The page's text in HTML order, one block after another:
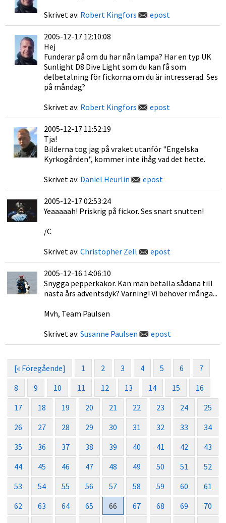
Skrivet av: Robert Kingfors epost
2005-12-17 12:10:08
Hej
Funderar på om du har nån lampa? Har en typ UK
Sunlight D8 Dive Light som du kan få som
delbetalning för fickorna om du är intresserad. Ses
på måndag?
Skrivet av: Robert Kingfors epost
2005-12-17 11:52:19
Tja!
Bilderna tog jag på vraket utanför "Engelska
Kyrkogården", kommer inte ihåg vad det hette.
Skrivet av: Daniel Heurlin epost
2005-12-17 02:53:24
Yeaaaaah! Priskrig på fickor. Ses snart snutten!
/C
Skrivet av: Christopher Zell epost
2005-12-16 14:06:10
Snygga pepperkakor. Kan man betälla sådana till
nästa års adventsdyk? Varning! Vi behöver många...
Mvh, Team Paulsen
Skrivet av: Susanne Paulsen epost
[« Föregående] 1 2 3 4 5 6
7
8
9 10 11 12 13 14 15
16
17
18 19 20 21 22 23 24
25
26
27 28 29 30 31 32 33
34
35
36 37 38 39 40 41 42
43
44
45 46 47 48 49 50 51
52
53
54 55 56 57 58 59 60
61
62
63 64 65 66 67 68 69
70